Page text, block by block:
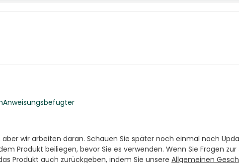
Anweisungsbefugter
wir arbeiten daran. Schauen Sie später noch einmal nach
Produkt beiliegen, bevor Sie es verwenden. Wenn Sie Fragen
Produkt auch zurückgeben, indem Sie unsere Allgemeinen